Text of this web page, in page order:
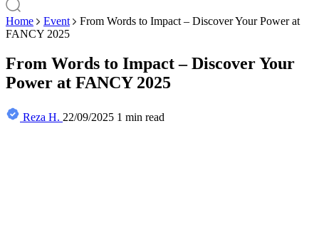
Home Event
From Words to Impact – Discover Your Power at
FANCY 2025
From Words to Impact – Discover Your
Power at FANCY 2025
Reza H. 22/09/2025 1 min read